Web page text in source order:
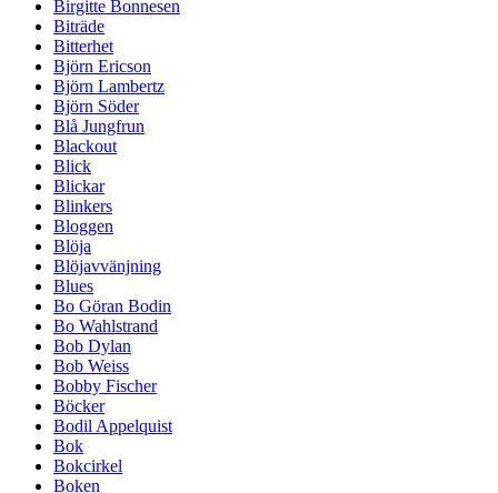
Birgitte Bonnesen
Biträde
Bitterhet
Björn Ericson
Björn Lambertz
Björn Söder
Blå Jungfrun
Blackout
Blick
Blickar
Blinkers
Bloggen
Blöja
Blöjavvänjning
Blues
Bo Göran Bodin
Bo Wahlstrand
Bob Dylan
Bob Weiss
Bobby Fischer
Böcker
Bodil Appelquist
Bok
Bokcirkel
Boken